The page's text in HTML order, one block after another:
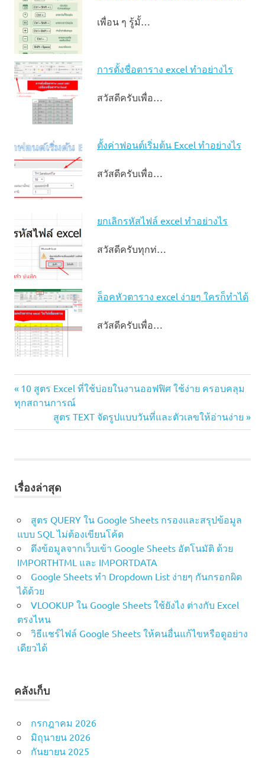
เพื่อน ๆ รู้มั้…
การตั้งชื่อตาราง excel ทำอย่างไร
สวัสดีครับเพื่อ…
ตั้งค่าฟอนต์เริ่มต้น Excel ทำอย่างไร
สวัสดีครับเพื่อ…
ยกเลิกรหัสไฟล์ excel ทำอย่างไร
สวัสดีครับทุกท่…
ล็อคหัวตาราง excel ง่ายๆ ใครก็ทำได้
สวัสดีครับเพื่อ…
Shortcuts
คีย์
บ่อย
Excel
ลัด
Excel
เทคนิค
Excel
แนะแนว
Previous
Post:
10 สูตร Excel ที่ใช้บ่อยในงานออฟฟิศ ใช้ง่าย ครอบคลุม
ทุกสถานการณ์
Next
Post:
สูตร TEXT จัดรูปแบบวันที่และตัวเลขให้อ่านง่าย
เรื่องล่าสุด
สูตร QUERY ใน Google Sheets กรองและสรุปข้อมูล
แบบ SQL ไม่ต้องเขียนโค้ด
ดึงข้อมูลจากเว็บเข้า Google Sheets อัตโนมัติ ด้วย
IMPORTHTML และ IMPORTDATA
Google Sheets ทำ Dropdown List ง่ายๆ กันกรอกผิด
ได้ด้วย
VLOOKUP ใน Google Sheets ใช้ยังไง ต่างกับ Excel
ตรงไหน
วิธีแชร์ไฟล์ Google Sheets ให้คนอื่นแก้ไขหรือดูอย่าง
เดียวได้
คลังเก็บ
กรกฎาคม 2026
มิถุนายน 2026
กันยายน 2025